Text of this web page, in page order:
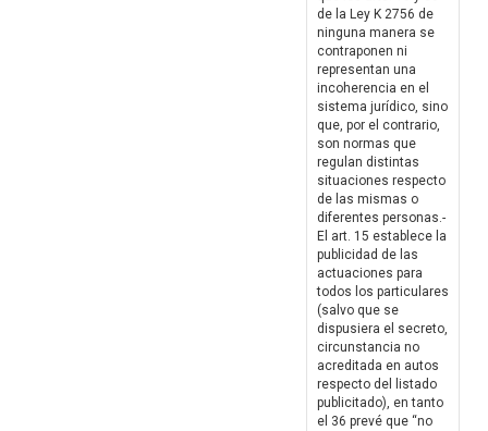
de la Ley K 2756 de
ninguna manera se
contraponen ni
representan una
incoherencia en el
sistema jurídico, sino
que, por el contrario,
son normas que
regulan distintas
situaciones respecto
de las mismas o
diferentes personas.-
El art. 15 establece la
publicidad de las
actuaciones para
todos los particulares
(salvo que se
dispusiera el secreto,
circunstancia no
acreditada en autos
respecto del listado
publicitado), en tanto
el 36 prevé que “no